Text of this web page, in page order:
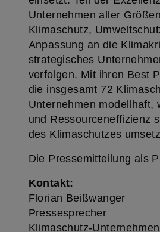
Unternehmen aller
Klimaschutz,
Anpassung an die
strategisches
verfolgen. Mit ihren Best
die insgesamt 72
Unternehmen modellhaft,
und Ressourceneffizienz
des Klimaschutzes
Die Pressemitteilung als
Kontakt:
Florian Beißwanger
Pressesprecher
Klimaschutz-